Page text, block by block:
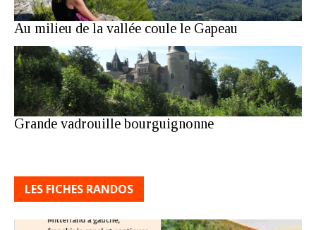
Au milieu de la vallée coule le Gapeau
Grande vadrouille bourguignonne
LES FICHES RANDOS